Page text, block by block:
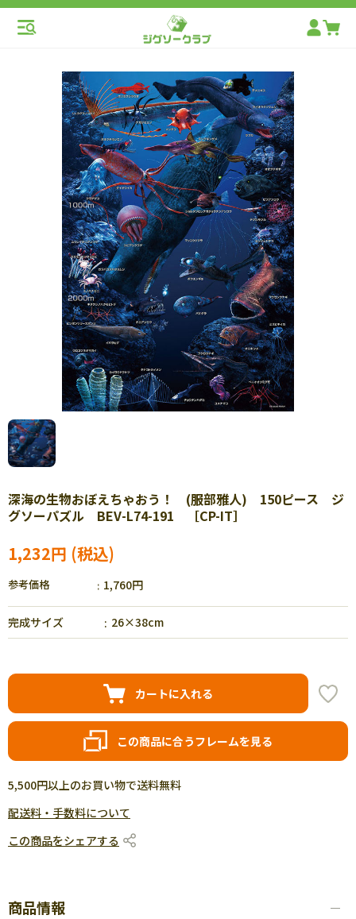
深海の生物おぼえちゃおう！ (服部雅人) 150ピース ジ
グソーパズル BEV-L74-191 ［CP-IT］
1,232円
参考価格 1,760円
完成サイズ 26×38cm
カートに入れる
この商品に合うフレームを見る
5,500円以上のお買い物で送料無料
配送料・手数料について
この商品をシェアする
商品情報